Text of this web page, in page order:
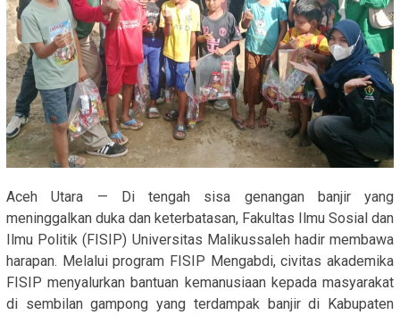
Aceh Utara — Di tengah sisa genangan banjir yang
meninggalkan duka dan keterbatasan, Fakultas Ilmu Sosial dan
Ilmu Politik (FISIP) Universitas Malikussaleh hadir membawa
harapan. Melalui program FISIP Mengabdi, civitas akademika
FISIP menyalurkan bantuan kemanusiaan kepada masyarakat
di sembilan gampong yang terdampak banjir di Kabupaten